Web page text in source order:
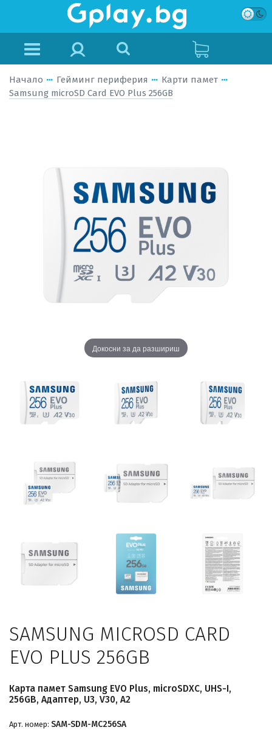
Начало Гейминг периферия
Карти памет
Samsung microSD Card EVO Plus 256GB
Докосни за да разшириш
SAMSUNG MICROSD CARD
EVO PLUS 256GB
Карта памет Samsung EVO Plus, microSDXC, UHS-I,
256GB, Адаптер, U3, V30, A2
Арт. номер: SAM-SDM-MC256SA